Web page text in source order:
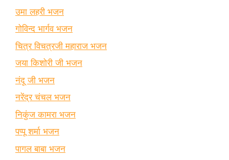
उमा लहरी भजन
गोविन्द भार्गव भजन
चित्र विचत्रजी महाराज भजन
जया किशोरी जी भजन
नंदू जी भजन
नरेंद्र चंचल भजन
निकुंज कामरा भजन
पप्पू शर्मा भजन
पागल बाबा भजन